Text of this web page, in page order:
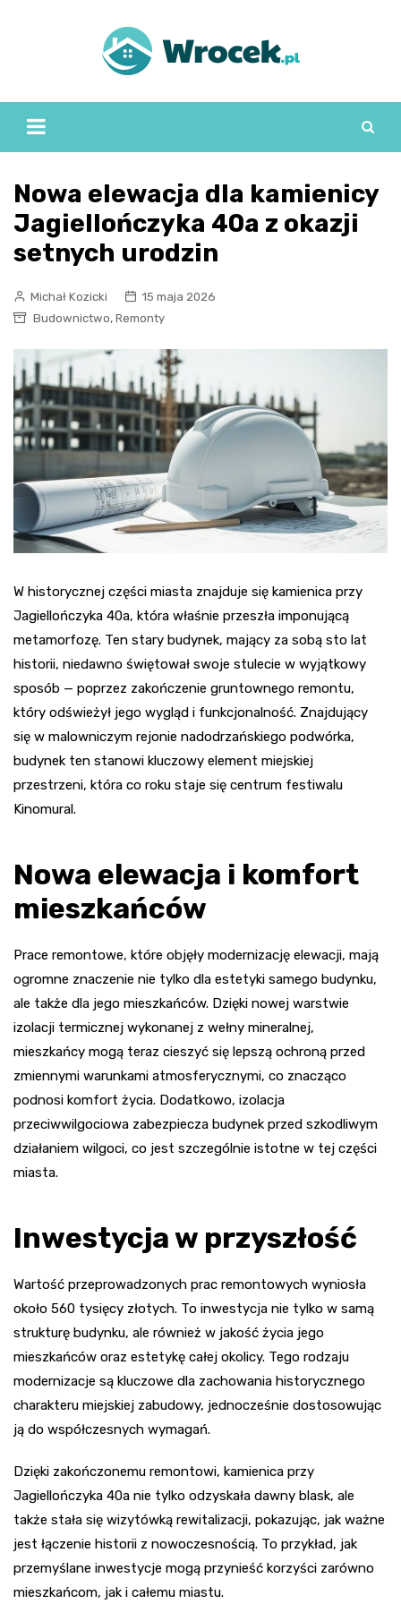
Nowa elewacja dla kamienicy
Jagiellończyka 40a z okazji
setnych urodzin
Michał Kozicki
15 maja 2026
Budownictwo, Remonty
W historycznej części miasta znajduje się kamienica przy
Jagiellończyka 40a, która właśnie przeszła imponującą
metamorfozę. Ten stary budynek, mający za sobą sto lat
historii, niedawno świętował swoje stulecie w wyjątkowy
sposób — poprzez zakończenie gruntownego remontu,
który odświeżył jego wygląd i funkcjonalność. Znajdujący
się w malowniczym rejonie nadodrzańskiego podwórka,
budynek ten stanowi kluczowy element miejskiej
przestrzeni, która co roku staje się centrum festiwalu
Kinomural.
Nowa elewacja i komfort
mieszkańców
Prace remontowe, które objęły modernizację elewacji, mają
ogromne znaczenie nie tylko dla estetyki samego budynku,
ale także dla jego mieszkańców. Dzięki nowej warstwie
izolacji termicznej wykonanej z wełny mineralnej,
mieszkańcy mogą teraz cieszyć się lepszą ochroną przed
zmiennymi warunkami atmosferycznymi, co znacząco
podnosi komfort życia. Dodatkowo, izolacja
przeciwwilgociowa zabezpiecza budynek przed szkodliwym
działaniem wilgoci, co jest szczególnie istotne w tej części
miasta.
Inwestycja w przyszłość
Wartość przeprowadzonych prac remontowych wyniosła
około 560 tysięcy złotych. To inwestycja nie tylko w samą
strukturę budynku, ale również w jakość życia jego
mieszkańców oraz estetykę całej okolicy. Tego rodzaju
modernizacje są kluczowe dla zachowania historycznego
charakteru miejskiej zabudowy, jednocześnie dostosowując
ją do współczesnych wymagań.
Dzięki zakończonemu remontowi, kamienica przy
Jagiellończyka 40a nie tylko odzyskała dawny blask, ale
także stała się wizytówką rewitalizacji, pokazując, jak ważne
jest łączenie historii z nowoczesnością. To przykład, jak
przemyślane inwestycje mogą przynieść korzyści zarówno
mieszkańcom, jak i całemu miastu.